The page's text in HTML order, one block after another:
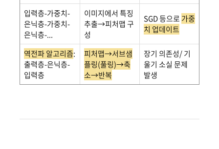
입력층-가중치-
은닉층-가중치-
은닉층-...
이미지에서 특징
추출→피처맵 구
성
SGD 등으로 가중
치 업데이트
역전파 알고리즘:
출력층-은닉층-
입력층
피처맵→서브샘
플링(풀링)→축
소→반복
장기 의존성/ 기
울기 소실 문제
발생